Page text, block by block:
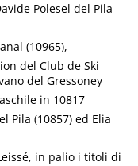
Polesel del Pila
(10965),
del Club de Ski
del Gressoney
in 10817
(10857) ed Elia
in palio i titoli di